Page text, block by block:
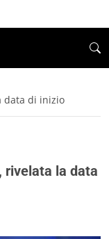
data di inizio
rivelata la data